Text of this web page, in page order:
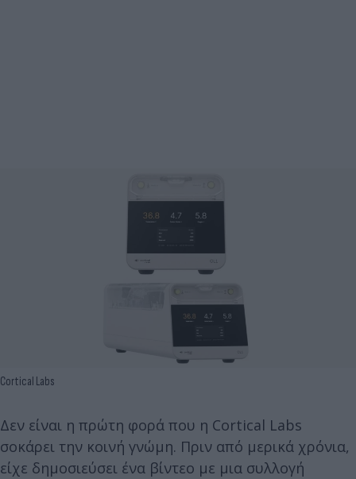
Cortical Labs
Δεν είναι η πρώτη φορά που η Cortical Labs
σοκάρει την κοινή γνώμη. Πριν από μερικά χρόνια,
είχε δημοσιεύσει ένα βίντεο με μια συλλογή